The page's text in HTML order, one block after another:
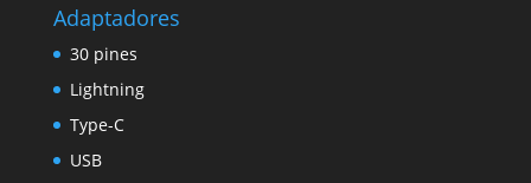
Adaptadores
30 pines
Lightning
Type-C
USB